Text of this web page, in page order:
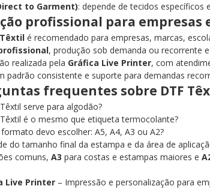
to Garment): depende de tecidos específicos
profissional para empresas
Têxtil é recomendado para empresas, marcas,
, produção sob demanda ou recorrente
realizada pela Gráfica Live Printer, com
padrão consistente e suporte para demandas
frequentes sobre DTF
serve para algodão?
é o mesmo que etiqueta termocolante?
devo escolher: A5, A4, A3 ou A2?
do tamanho final da estampa e da área de
comuns, A3 para costas e estampas maiores e
Live Printer – Impressão e personalização para